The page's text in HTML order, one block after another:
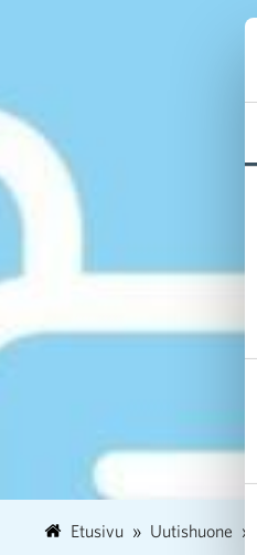
Etusivu Uutishuone